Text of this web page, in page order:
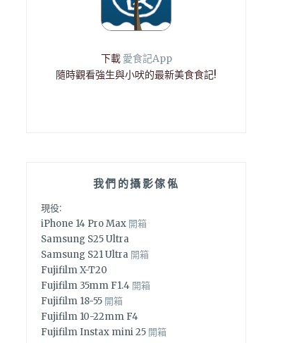
下載 愛食記App
隨時觀看強生與小吠的最新美食食記!
我們的攝影傢俬
現役:
iPhone 14 Pro Max 開箱
Samsung S25 Ultra
Samsung S21 Ultra 開箱
Fujifilm X-T20
Fujifilm 35mm F1.4 開箱
Fujifilm 18-55 開箱
Fujifilm 10-22mm F4
Fujifilm Instax mini 25 開箱